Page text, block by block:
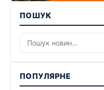
ПОШУК
ПОПУЛЯРНЕ